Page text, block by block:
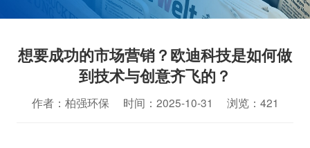
想要成功的市场营销？欧迪科技是如何做
到技术与创意齐飞的？
作者：柏强环保 时间：2025-10-31 浏览：421